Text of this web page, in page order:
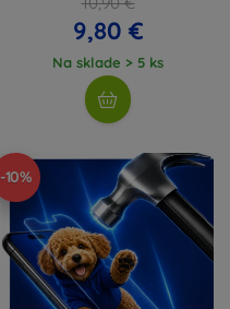
9,80 €
Na sklade > 5 ks
-10%